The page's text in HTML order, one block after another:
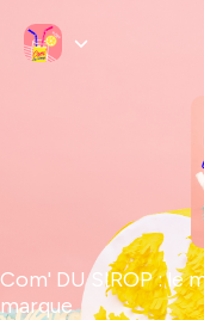
Com' DU SIROP : le
marque